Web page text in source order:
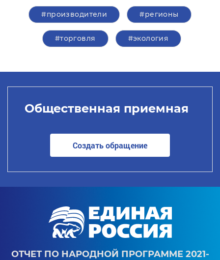
#производители #регионы
#торговля #экология
Общественная приемная
Создать обращение
ОТЧЕТ ПО НАРОДНОЙ ПРОГРАММЕ 2021-